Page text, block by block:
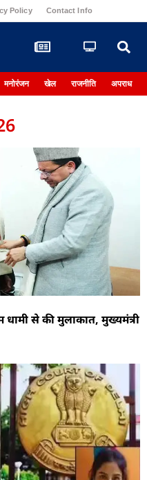
Policy Contact Info
मनोरंजन खेल राजनीति अपराध
धामी से की मुलाकात, मुख्यमंत्री